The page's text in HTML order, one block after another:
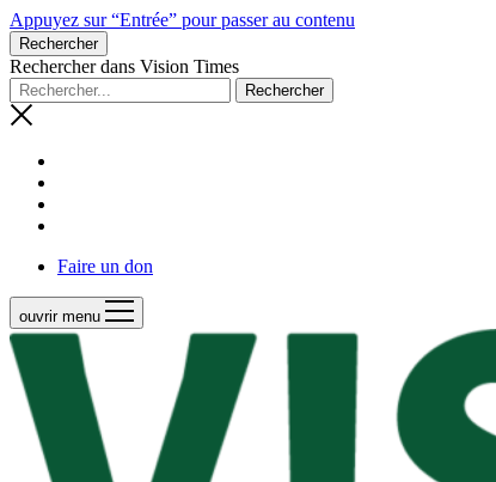
Appuyez sur “Entrée” pour passer au contenu
Rechercher
Rechercher dans Vision Times
Faire un don
ouvrir menu